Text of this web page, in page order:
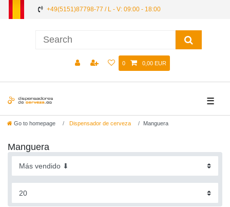
+49(5151)87798-77 / L - V: 09:00 - 18:00
0 0,00 EUR
☰
Go to homepage Dispensador de cerveza Manguera
Manguera